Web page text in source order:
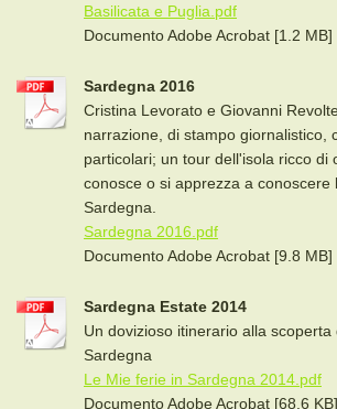
Basilicata e Puglia.pdf
Documento Adobe Acrobat [1.2 MB]
Sardegna 2016
Cristina Levorato e Giovanni
narrazione, di stampo giornalistico,
particolari; un tour dell'isola ricco di
conosce o si apprezza a conoscere
Sardegna.
Sardegna 2016.pdf
Documento Adobe Acrobat [9.8 MB]
Sardegna Estate 2014
Un dovizioso itinerario alla scoperta
Sardegna
Le Mie ferie in Sardegna 2014.pdf
Documento Adobe Acrobat [68.6 KB]